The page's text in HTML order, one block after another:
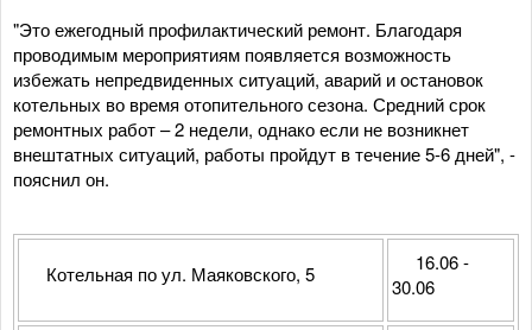
"Это ежегодный профилактический ремонт. Благодаря
проводимым мероприятиям появляется возможность
избежать непредвиденных ситуаций, аварий и остановок
котельных во время отопительного сезона. Средний срок
ремонтных работ – 2 недели, однако если не возникнет
внештатных ситуаций, работы пройдут в течение 5-6 дней", -
пояснил он.
Котельная по ул. Маяковского, 5
16.06 -
30.06